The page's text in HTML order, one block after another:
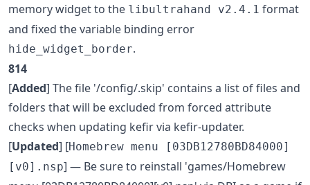
memory widget to the libultrahand v2.4.1 format
and fixed the variable binding error
hide_widget_border.
814
[Added] The file '/config/.skip' contains a list of files and
folders that will be excluded from forced attribute
checks when updating kefir via kefir-updater.
[Updated] [Homebrew menu [03DB12780BD84000]
[v0].nsp] — Be sure to reinstall 'games/Homebrew